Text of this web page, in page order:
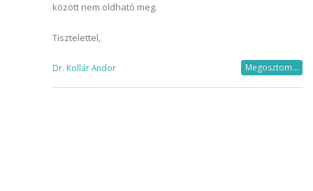
között nem oldható meg.
Tisztelettel,
Dr. Kollár Andor Megosztom...